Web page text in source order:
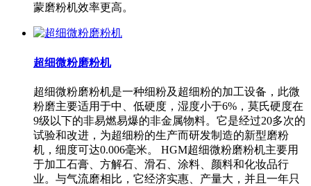
蒙磨粉机效率更高。
超细微粉磨粉机
超细微粉磨粉机是一种细粉及超细粉的加工设备，此微
粉磨主要适用于中、低硬度，湿度小于6%，莫氏硬度在
9级以下的非易燃易爆的非金属物料。它是经过20多次的
试验和改进，为超细粉的生产而研发制造的新型磨粉
机，细度可达0.006毫米。 HGM超细微粉磨粉机主要用
于加工石膏、方解石、滑石、涂料、颜料和化妆品行
业。与气流磨相比，它经济实惠、产量大，并且一年只